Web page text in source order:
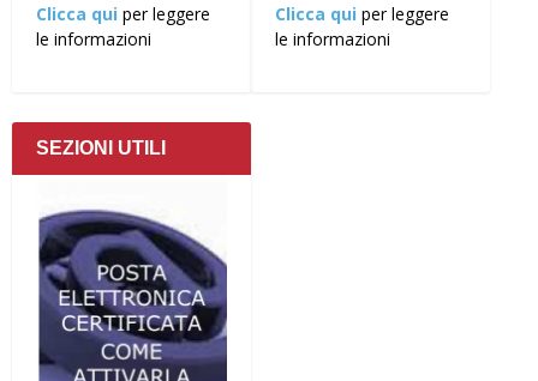
Clicca qui per leggere
le informazioni
Clicca qui per leggere
le informazioni
SEZIONI UTILI